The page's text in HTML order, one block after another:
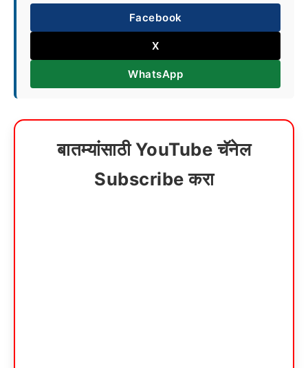
Facebook
X
WhatsApp
बातम्यांसाठी YouTube चॅनेल
Subscribe करा